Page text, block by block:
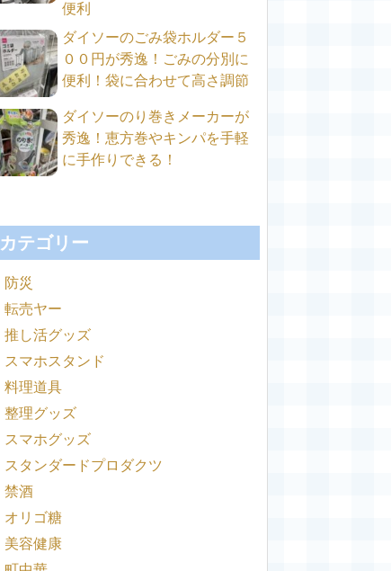
便利
ダイソーのごみ袋ホルダー５
００円が秀逸！ごみの分別に
便利！袋に合わせて高さ調節
ダイソーのり巻きメーカーが
秀逸！恵方巻やキンパを手軽
に手作りできる！
カテゴリー
防災
転売ヤー
推し活グッズ
スマホスタンド
料理道具
整理グッズ
スマホグッズ
スタンダードプロダクツ
禁酒
オリゴ糖
美容健康